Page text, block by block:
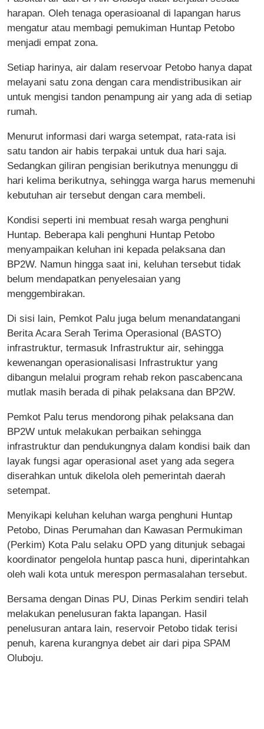
harapan. Oleh tenaga operasioanal di lapangan harus
mengatur atau membagi pemukiman Huntap Petobo
menjadi empat zona.
Setiap harinya, air dalam reservoar Petobo hanya dapat
melayani satu zona dengan cara mendistribusikan air
untuk mengisi tandon penampung air yang ada di setiap
rumah.
Menurut informasi dari warga setempat, rata-rata isi
satu tandon air habis terpakai untuk dua hari saja.
Sedangkan giliran pengisian berikutnya menunggu di
hari kelima berikutnya, sehingga warga harus memenuhi
kebutuhan air tersebut dengan cara membeli.
Kondisi seperti ini membuat resah warga penghuni
Huntap. Beberapa kali penghuni Huntap Petobo
menyampaikan keluhan ini kepada pelaksana dan
BP2W. Namun hingga saat ini, keluhan tersebut tidak
belum mendapatkan penyelesaian yang
menggembirakan.
Di sisi lain, Pemkot Palu juga belum menandatangani
Berita Acara Serah Terima Operasional (BASTO)
infrastruktur, termasuk Infrastruktur air, sehingga
kewenangan operasionalisasi Infrastruktur yang
dibangun melalui program rehab rekon pascabencana
mutlak masih berada di pihak pelaksana dan BP2W.
Pemkot Palu terus mendorong pihak pelaksana dan
BP2W untuk melakukan perbaikan sehingga
infrastruktur dan pendukungnya dalam kondisi baik dan
layak fungsi agar operasional aset yang ada segera
diserahkan untuk dikelola oleh pemerintah daerah
setempat.
Menyikapi keluhan keluhan warga penghuni Huntap
Petobo, Dinas Perumahan dan Kawasan Permukiman
(Perkim) Kota Palu selaku OPD yang ditunjuk sebagai
koordinator pengelola huntap pasca huni, diperintahkan
oleh wali kota untuk merespon permasalahan tersebut.
Bersama dengan Dinas PU, Dinas Perkim sendiri telah
melakukan penelusuran fakta lapangan. Hasil
penelusuran antara lain, reservoir Petobo tidak terisi
penuh, karena kurangnya debet air dari pipa SPAM
Oluboju.